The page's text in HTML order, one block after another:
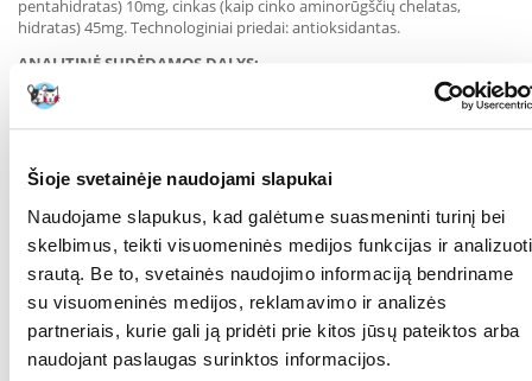
Šioje svetainėje naudojami slapukai
Naudojame slapukus, kad galėtume suasmeninti turinį bei
skelbimus, teikti visuomeninės medijos funkcijas ir analizuoti
srautą. Be to, svetainės naudojimo informaciją bendriname
su visuomeninės medijos, reklamavimo ir analizės
partneriais, kurie gali ją pridėti prie kitos jūsų pateiktos arba
naudojant paslaugas surinktos informacijos.
pentahidratas) 10mg, cinkas (kaip cinko aminorūgščių chelatas,
hidratas) 45mg. Technologiniai priedai: antioksidantas.
ANALITINĖ SUDĖDAMOS DALYS:
Žali baltymai 23,5 %.
Riebalų kiekis 16,5 %.
Žalioji ląsteliena 1,5
Drėgmės kiekis 8
Kalcis 1,1 %
Fosforas 0,8 %
Kalorijų kiekis / 100g: 396 kcal
TINKAMO NAUDOJIMO INSTRUKCIJA:
Tik "Max-i-Mum":
Šuns svoris:
- 5 kg: apie 80 g per dieną
- 10 kg: apie 135 g per dieną